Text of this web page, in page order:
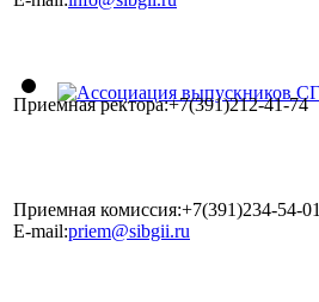
Приемная ректора:+7(391)212-41-74
Приемная комиссия:+7(391)234-54-01
E-mail:priem@sibgii.ru